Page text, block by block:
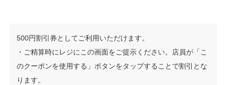
500円割引券としてご利用いただけます。
・ご精算時にレジにこの画面をご提示ください。店員が「こ
のクーポンを使用する」ボタンをタップすることで割引とな
ります。